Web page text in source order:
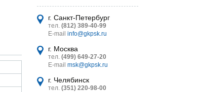
г. Санкт-Петербург
тел. (812) 389-40-99
E-mail info@gkpsk.ru
г. Москва
тел. (499) 649-27-20
E-mail msk@gkpsk.ru
г. Челябинск
тел. (351) 220-98-00